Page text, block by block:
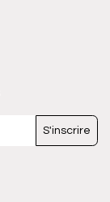
S'inscrire